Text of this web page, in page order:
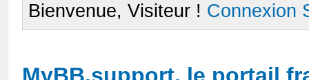
Bienvenue, Visiteur ! Connexion